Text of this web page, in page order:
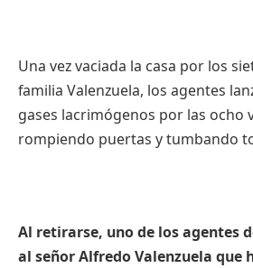
Una vez vaciada la casa por los
familia Valenzuela, los agentes
gases lacrimógenos por las ocho
rompiendo puertas y tumbando
Al retirarse, uno de los agentes
al señor Alfredo Valenzuela que